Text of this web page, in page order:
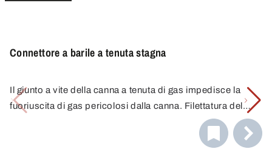
Connettore a barile a tenuta stagna
Il giunto a vite della canna a tenuta di gas impedisce la
fuoriuscita di gas pericolosi dalla canna. Filettatura del
barilotto in acciaio G2", valvola di non ritorno con attacco
I raccordi per contenitori rendono il travaso ancora più
facile e sicuro grazie al collegamento più sicuro con le